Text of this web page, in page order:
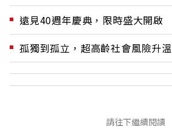
遠見40週年慶典，限時盛大開啟
孤獨到孤立，超高齡社會風險升溫
請往下繼續閱讀